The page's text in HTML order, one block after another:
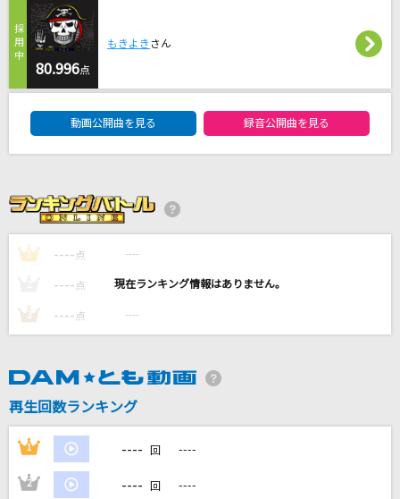
嵐(アラシ)
[生音]ブルーバード
[生音]大空と大地の中で
松山千春
残酷な天使のテーゼ
高橋洋子
いすゞのトラック
Sharon
ドリームキャッチャー
ベリーグッドマン
80.996点
もきよき さん
動画公開曲を見る 録音公開曲を見る
1 ---- 点 ----
---- 点 ----
3 ---- 点 ----
再生回数ランキング
1 ---- 回 ----
2 ---- 回 ----